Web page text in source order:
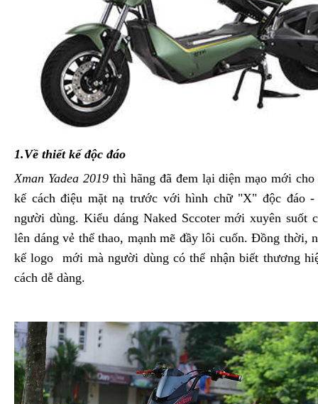
1.Về thiết kế độc đáo
Xman Yadea 2019thì hãng đã đem lại diện mạo mới
kế cách điệu mặt nạ trước với hình chữ "X" độc đáo
người dùng. Kiểu dáng Naked Sccoter mới xuyên suốt
lên dáng vẻ thể thao, mạnh mẽ đầy lôi cuốn. Đồng thời,
kế logo mới mà người dùng có thể nhận biết thương
cách dễ dàng.